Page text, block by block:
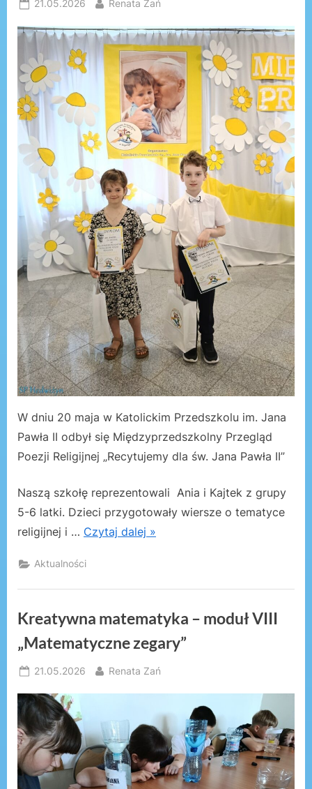
Posted
21.05.2026 By
Renata Zań
W dniu 20 maja w Katolickim Przedszkolu im. Jana
Pawła II odbył się Międzyprzedszkolny Przegląd
Poezji Religijnej „Recytujemy dla św. Jana Pawła II”
Naszą szkołę reprezentowali Ania i Kajtek z grupy
5-6 latki. Dzieci przygotowały wiersze o tematyce
religijnej i … Czytaj dalej »
Aktualności
Kreatywna matematyka – moduł VIII
„Matematyczne zegary”
Posted
21.05.2026 By
Renata Zań